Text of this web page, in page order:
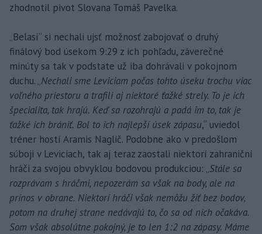
zhodnotil pivot Slovana Tomáš Pavelka.
„Belasí“ si nechali ujsť možnosť zabojovať o druhý
finálový bod úsekom 9:29 z ich pohľadu, záverečné
minúty sa tak v podstate už iba dohrávali v pokojnom
duchu. „Nechali sme Leviciam počas tohto úseku trochu viac
voľného priestoru a trafili aj niektoré ťažké strely. To je ich
špecialita, tak hrajú. Keď sa rozohrajú a padá im to, tak je
ťažké ich brániť. Bol to ich najlepší úsek zápasu,“ uviedol
tréner hostí Aramis Naglič. Podobne ako v predošlom
súboji v Leviciach, tak aj teraz zaostali niektorí zahraniční
hráči za svojou obvyklou bodovou produkciou: „Stále sa
rozprávam s hráčmi, nepozerám sa však na body, ale na
prínos v obrane. Niektorí hráči však nemôžu žiť bez bodov,
potom na druhej strane nedávajú to, čo sa od nich očakáva.
Som však absolútne pokojný, je to len 1:2 na zápasy. Máme